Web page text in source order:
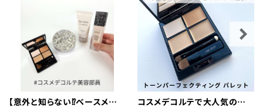
【意外と知らない⁉️ベースメイク
コスメデコルテで大人気のコン